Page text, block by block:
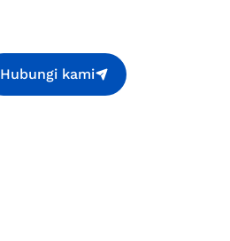
Hubungi kami